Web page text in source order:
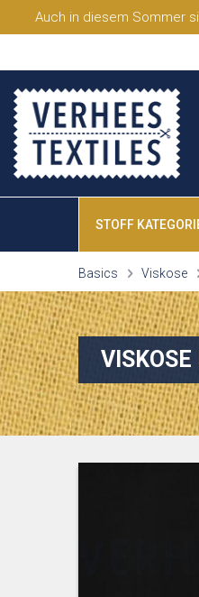
Auch in diesem Sommer
STOFF
Basics Viskose
VISKOSE